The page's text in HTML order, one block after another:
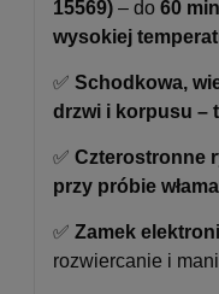
15569) – do 60
wysokiej
✅ Schodkowa,
drzwi i korpusu –
✅ Czterostronne
przy próbie
✅ Zamek
rozwiercanie i